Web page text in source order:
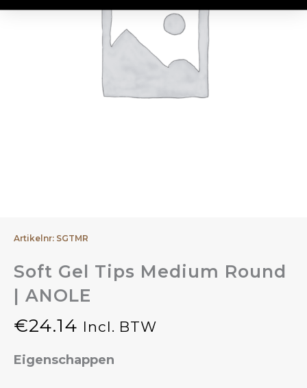
Artikelnr: SGTMR
Soft Gel Tips Medium Round
| ANOLE
€24.14 Incl. BTW
Eigenschappen